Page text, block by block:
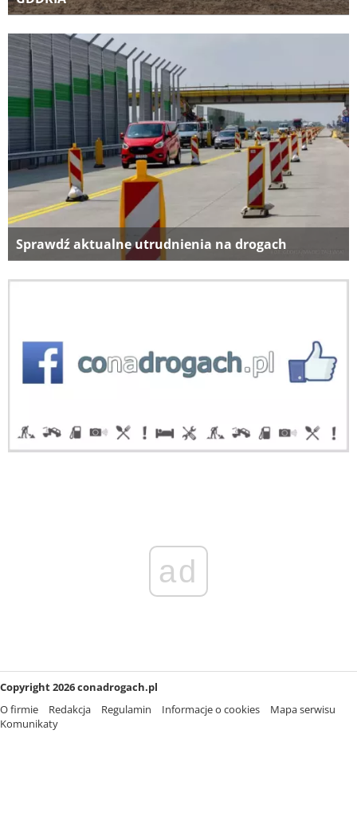
Sprawdź aktualne utrudnienia na drogach
ad
Copyright 2026 conadrogach.pl
O firmie
Redakcja Regulamin Informacje o cookies
Mapa serwisu
Komunikaty